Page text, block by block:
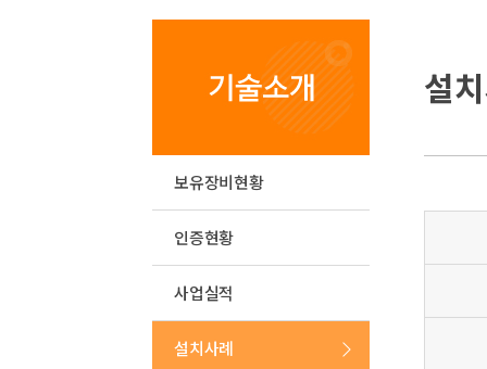
보유장비현황
인증현황
사업실적
설치사례
설